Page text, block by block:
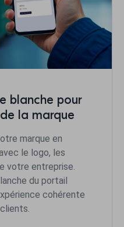
blanche pour
la marque
marque en
le logo, les
votre entreprise.
du portail
cohérente